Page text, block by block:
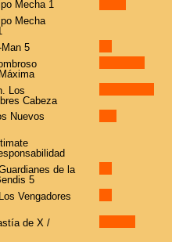
Mecha 1
Mecha
5
Los
Cabeza
Nuevos
de la
5
Vengadores
de X /